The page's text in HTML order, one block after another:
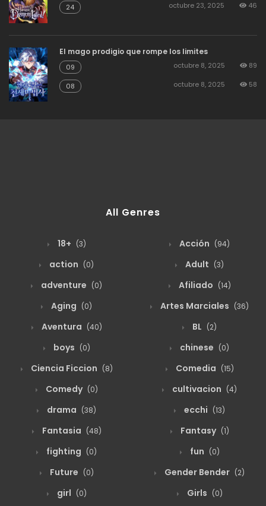
24 octubre 23, 2025 46
El mago prodigio que rompe los limites
09 octubre 8, 2025 89
08 octubre 8, 2025 58
All Genres
18+ (3) Acción (94)
action (0) Adult (3)
adventure (0) Afiliado (14)
Aging (0) Artes Marciales (36)
Aventura (40) BL (2)
boys (0) chinese (0)
Ciencia Ficcion (8) Comedia (15)
Comedy (0) cultivacion (4)
drama (38) ecchi (13)
Fantasia (48) Fantasy (1)
fighting (0) fun (0)
Future (0) Gender Bender (2)
girl (0) Girls (0)